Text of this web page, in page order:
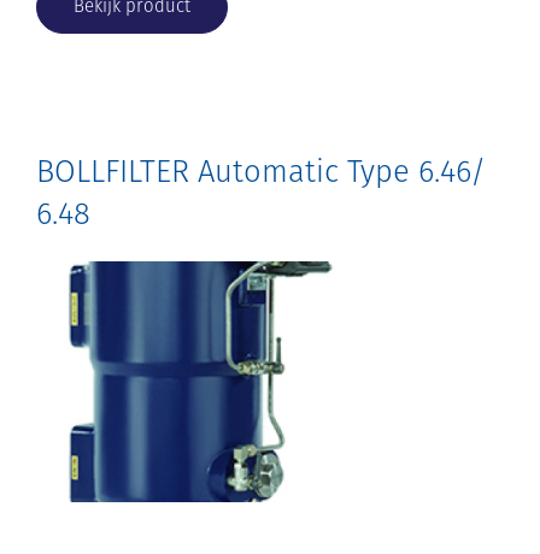
Bekijk product
BOLLFILTER Automatic Type 6.46/
6.48